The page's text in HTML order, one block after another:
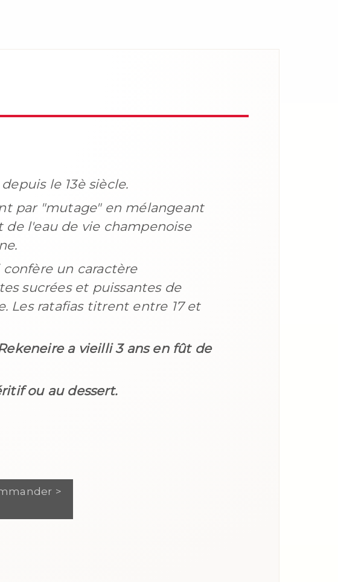
le 13è siècle.
par "mutage" en mélangeant
de l'eau de vie champenoise
un caractère
sucrées et puissantes de
Les ratafias titrent entre 17 et
a vieilli 3 ans en fût de
ou au dessert.
>